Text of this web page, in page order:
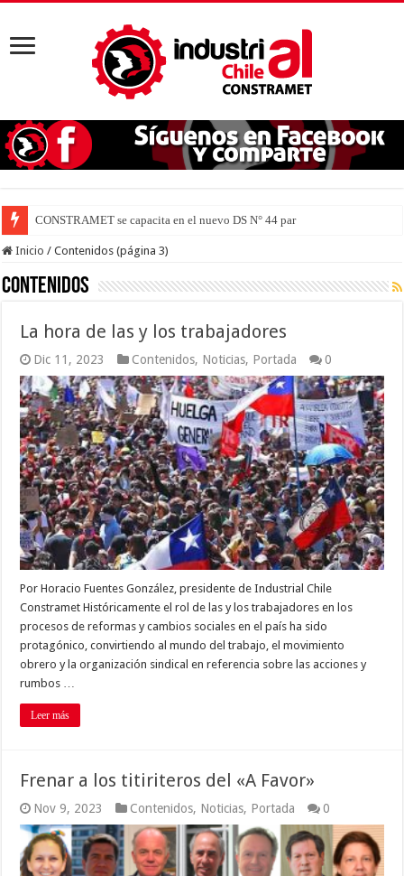
CONSTRAMET se capacita en el nuevo DS N° 44 para defender la vida
Inicio / Contenidos (página 3)
Contenidos
La hora de las y los trabajadores
Dic 11, 2023 Contenidos, Noticias, Portada 0
Por Horacio Fuentes González, presidente de Industrial Chile
Constramet Históricamente el rol de las y los trabajadores en los
procesos de reformas y cambios sociales en el país ha sido
protagónico, convirtiendo al mundo del trabajo, el movimiento
obrero y la organización sindical en referencia sobre las acciones y
rumbos …
Leer más
Frenar a los titiriteros del «A Favor»
Nov 9, 2023 Contenidos, Noticias, Portada 0